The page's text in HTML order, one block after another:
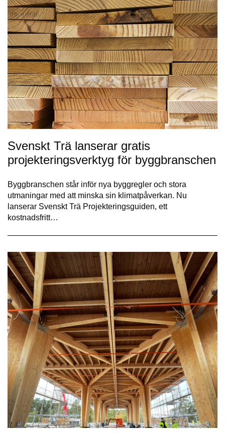
Svenskt Trä lanserar gratis
projekteringsverktyg för byggbranschen
Byggbranschen står inför nya byggregler och stora
utmaningar med att minska sin klimatpåverkan. Nu
lanserar Svenskt Trä Projekteringsguiden, ett
kostnadsfritt…